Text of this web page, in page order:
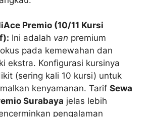
Premio (10/11 Kursi
Ini adalah van premium
pada kemewahan dan
ekstra. Konfigurasi kursinya
(sering kali 10 kursi) untuk
kenyamanan. Tarif Sewa
Surabaya jelas lebih
pengalaman